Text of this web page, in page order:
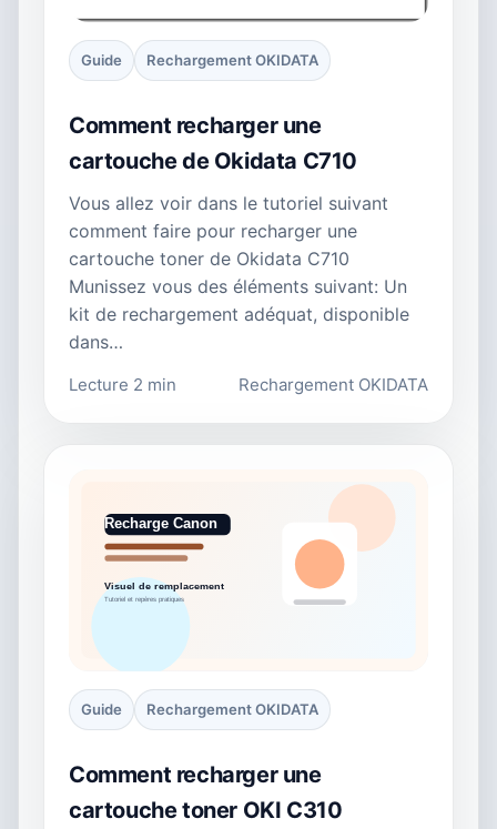
Guide Rechargement OKIDATA
Comment recharger une
cartouche de Okidata C710
Vous allez voir dans le tutoriel suivant
comment faire pour recharger une
cartouche toner de Okidata C710
Munissez vous des éléments suivant: Un
kit de rechargement adéquat, disponible
dans…
Lecture 2 min Rechargement OKIDATA
Guide Rechargement OKIDATA
Comment recharger une
cartouche toner OKI C310